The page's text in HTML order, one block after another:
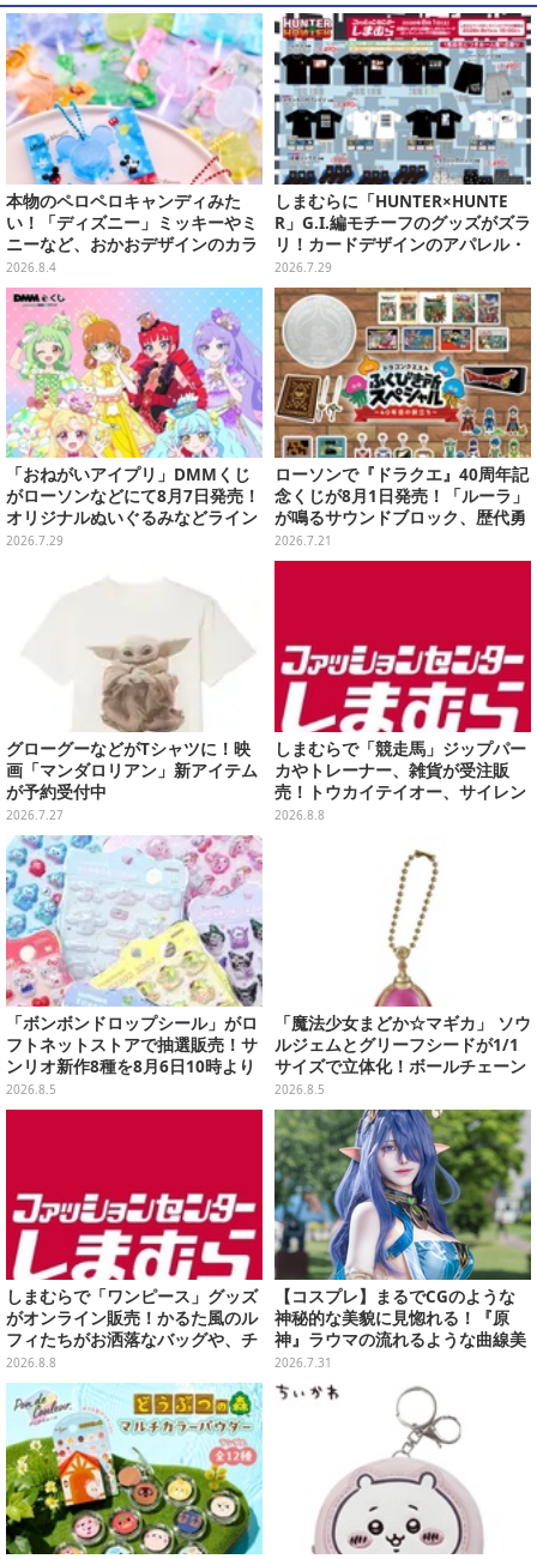
本物のペロペロキャンディみた
い！「ディズニー」ミッキーやミ
ニーなど、おかおデザインのカラ
フルチャーム全10種が8月31日発
売
2026.8.4
しまむらに「HUNTER×HUNTE
R」G.I.編モチーフのグッズがズラ
リ！カードデザインのアパレル・
雑貨、ゴレイヌの「オレが3人分
になる…」も
2026.7.29
「おねがいアイプリ」DMMくじ
がローソンなどにて8月7日発売！
オリジナルぬいぐるみなどライン
ナップ、各等賞にスペシャルアイ
2026.7.29
ローソンで『ドラクエ』40周年記
念くじが8月1日発売！「ルーラ」
が鳴るサウンドブロック、歴代勇
者＆スライムのフィギュアなど、
シリーズを振り返る景品盛りだく
2026.7.21
グローグーなどがTシャツに！映
画「マンダロリアン」新アイテム
が予約受付中
2026.7.27
しまむらで「競走馬」ジップパー
カやトレーナー、雑貨が受注販
売！トウカイテイオー、サイレン
ススズカなど名馬をデザイン
2026.8.8
「ボンボンドロップシール」がロ
フトネットストアで抽選販売！サ
ンリオ新作8種を8月6日10時より
受付開始
2026.8.5
「魔法少女まどか☆マギカ」 ソウ
ルジェムとグリーフシードが1/1
サイズで立体化！ボールチェーン
を外せばフィギュアとして飾れる
ガシャポン全6種
2026.8.5
しまむらで「ワンピース」グッズ
がオンライン販売！かるた風のル
フィたちがお洒落なバッグや、チ
ョッパーが可愛いサンダルも
2026.8.8
【コスプレ】まるでCGのような
神秘的な美貌に見惚れる！『原
神』ラウマの流れるような曲線美
の再現も素晴らしい美女レイヤー
【写真9枚】
2026.7.31